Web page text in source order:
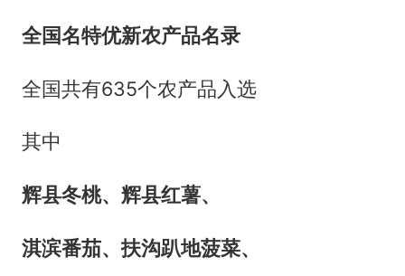
全国名特优新农产品名录
全国共有635个农产品入选
其中
辉县冬桃、辉县红薯、
淇滨番茄、扶沟趴地菠菜、